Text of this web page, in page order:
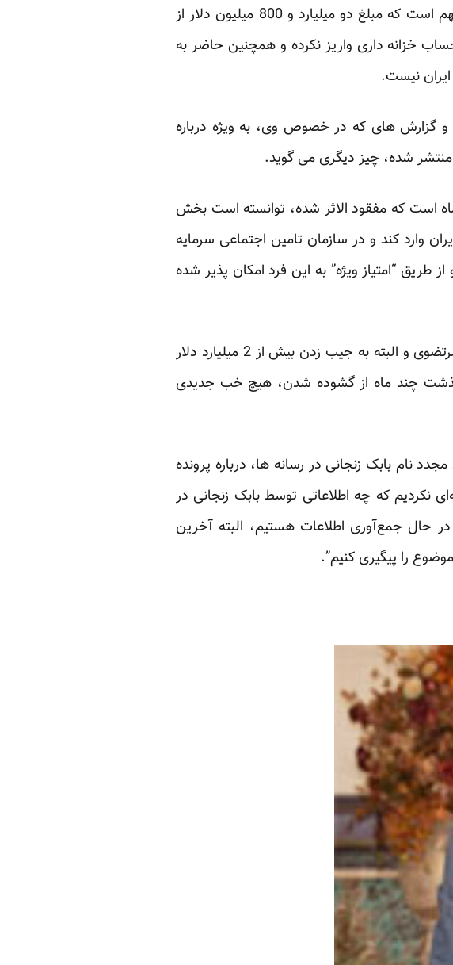
و البته فیلم سینمایی”پل چوبی” که او سرمایه گذار آن است به راه انداخته، متهم است که مبلغ دو میلیارد و 800 میلیون دلار از
خزانه داری واریز نکرده و همچنین حاضر به
نیست.
و گزارش های که در خصوص وی، به ویژه درباره
است که مفقود الاثر شده، توانسته است بخش
وارد کند و در سازمان تامین اجتماعی سرمایه
طریق “امتیاز ویژه” به این فرد امکان پذیر شده
هم اکنون پرونده وی در کمیسیون اصل 90 مجلس به دلیل زد و بند با سعید مرتضوی و البته به جیب زدن بیش از 2 میلیارد دلار
چند ماه از گشوده شدن، هیچ خب جدیدی
مطرح شدن مجدد نام بابک زنجانی در رسانه ها، درباره پرونده
نکردیم که چه اطلاعاتی توسط بابک زنجانی در
حال جمع‌آوری اطلاعات هستیم، البته آخرین
را پیگیری کنیم”.